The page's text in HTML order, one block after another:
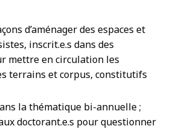
d’aménager des espaces et
inscrit.e.s dans des
mettre en circulation les
terrains et corpus, constitutifs
la thématique bi-annuelle ;
doctorant.e.s pour questionner